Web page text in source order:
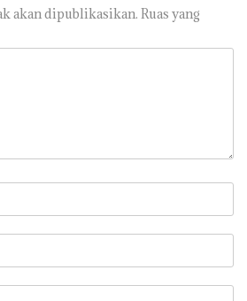
akan dipublikasikan. Ruas yang